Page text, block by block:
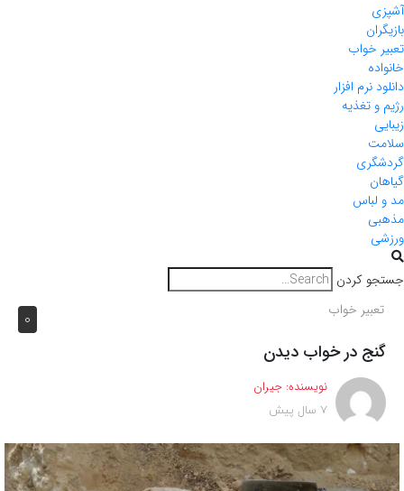
خواب
نرم افزار
و تغذیه
لباس
کردن
تعبیر خواب
در خواب دیدن
نویسنده:جیران